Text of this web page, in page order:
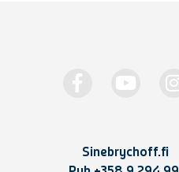
Sinebrychoff.fi